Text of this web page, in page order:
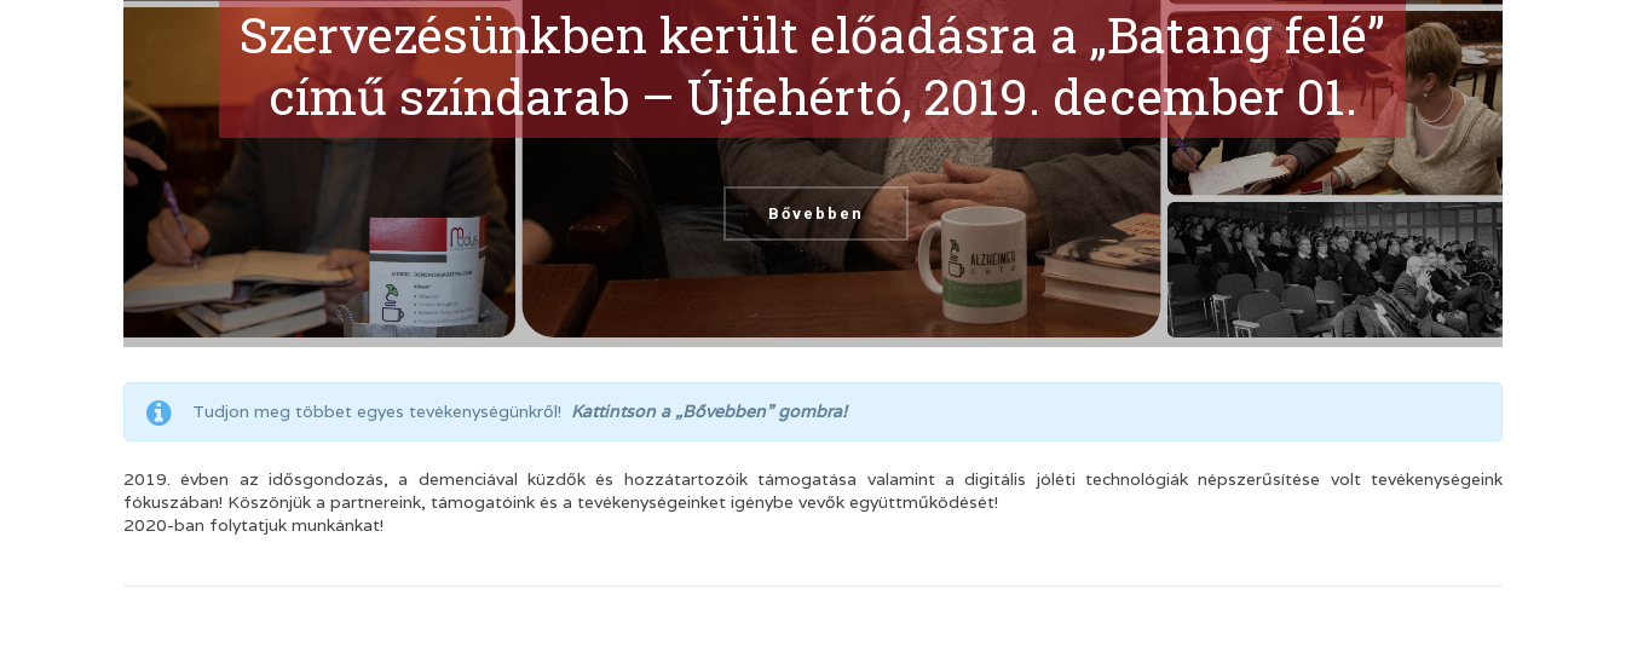
Szervezésünkben került előadásra a „Batang felé”
című színdarab – Újfehértó, 2019. december 01.
Bővebben
Tudjon meg többet egyes tevékenységünkről! Kattintson a „Bővebben” gombra!
2019. évben az idősgondozás, a demenciával küzdők és hozzátartozóik támogatása valamint a digitális jóléti technológiák népszerűsítése volt tevékenységeink
fókuszában! Köszönjük a partnereink, támogatóink és a tevékenységeinket igénybe vevők együttműködését!
2020-ban folytatjuk munkánkat!